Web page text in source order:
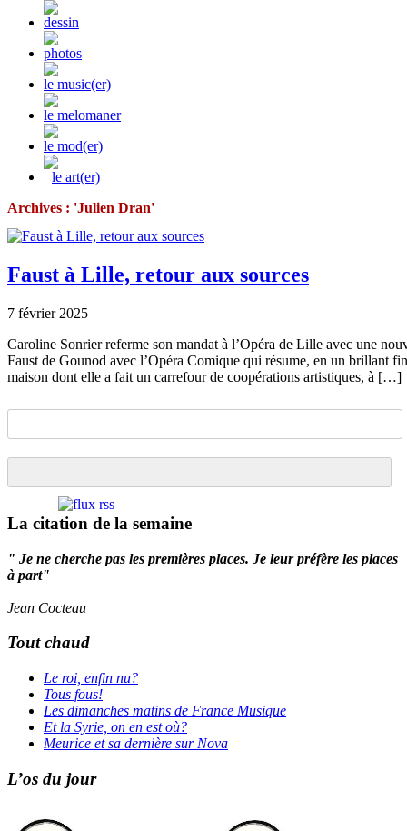
dessin
photos
le music(er)
le melomaner
le mod(er)
le art(er)
Archives : 'Julien Dran'
Faust à Lille, retour aux sources
7 février 2025
Caroline Sonrier referme son mandat à l’Opéra de Lille avec une
Faust de Gounod avec l’Opéra Comique qui résume, en un brillant
maison dont elle a fait un carrefour de coopérations artistiques, à […]
La citation de la semaine
" Je ne cherche pas les premières places. Je leur préfère les places
à part"
Jean Cocteau
Tout chaud
Le roi, enfin nu?
Tous fous!
Les dimanches matins de France Musique
Et la Syrie, on en est où?
Meurice et sa dernière sur Nova
L’os du jour